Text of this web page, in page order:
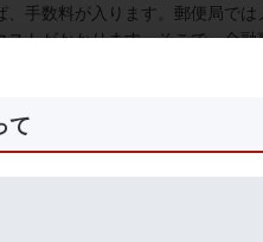
手数料が入ります。郵便局では
トがかかります。そこで、金
した。総件数は２万２千に達する
もが信頼する存在ですよね。そ
信託、保険を全てセールスする
いえる信頼があればこそ、その
て